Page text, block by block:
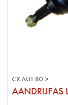
CX AUT 80->